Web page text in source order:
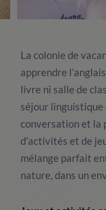
La colonie de
apprendre
livre ni salle de
séjour
conversation et la
d’activités et de
mélange parfait
nature, dans un